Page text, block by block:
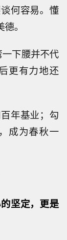
何容易。懂
。
一下腰并不代
更有力地还
年基业；勾
成为春秋一
坚定，更是